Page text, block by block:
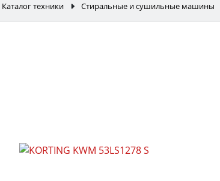
Каталог техники Стиральные и сушильные машины